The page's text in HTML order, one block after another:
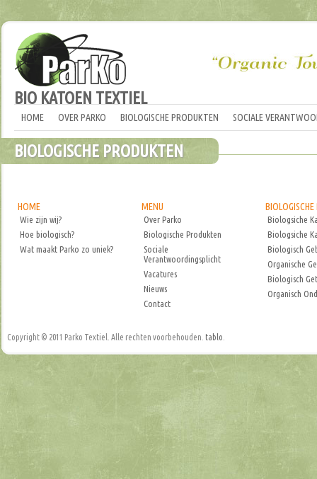
BIO KATOEN TEXTIEL
HOME OVER PARKO BIOLOGISCHE PRODUKTEN SOCIALE
BIOLOGISCHE PRODUKTEN
HOME
Wie zijn wij?
Hoe biologisch?
Wat maakt Parko zo uniek?
MENU
Over Parko
Biologische Produkten
Sociale
Verantwoordingsplicht
Vacatures
Nieuws
Contact
Biologsiche
Biologsiche
Biologisch
Organische
Biologisch
Organisch
Copyright © 2011 Parko Textiel. Alle rechten voorbehouden. tablo